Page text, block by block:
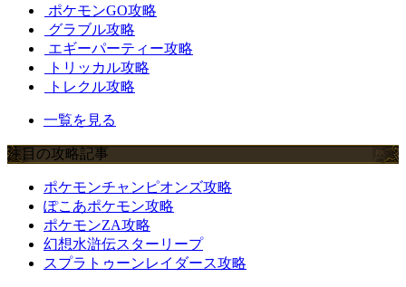
ポケモンGO攻略
グラブル攻略
エギーパーティー攻略
トリッカル攻略
トレクル攻略
一覧を見る
注目の攻略記事
ポケモンチャンピオンズ攻略
ぽこあポケモン攻略
ポケモンZA攻略
幻想水滸伝スターリープ
スプラトゥーンレイダース攻略